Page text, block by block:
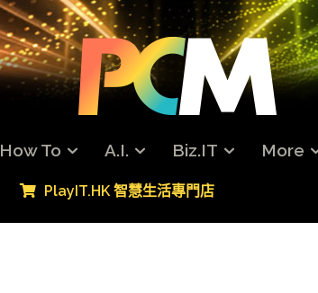
How To A.I. Biz.IT More
PlayIT.HK 智慧生活專門店